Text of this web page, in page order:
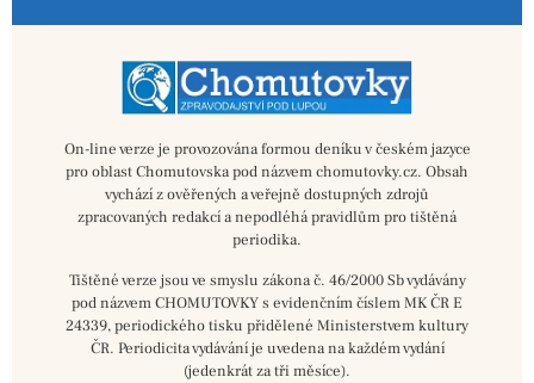
On-line verze je provozována formou deníku v českém jazyce
pro oblast Chomutovska pod názvem chomutovky.cz. Obsah
vychází z ověřených a veřejně dostupných zdrojů
zpracovaných redakcí a nepodléhá pravidlům pro tištěná
periodika.
Tištěné verze jsou ve smyslu zákona č. 46/2000 Sb vydávány
pod názvem CHOMUTOVKY s evidenčním číslem MK ČR E
24339, periodického tisku přidělené Ministerstvem kultury
ČR. Periodicita vydávání je uvedena na každém vydání
(jedenkrát za tři měsíce).